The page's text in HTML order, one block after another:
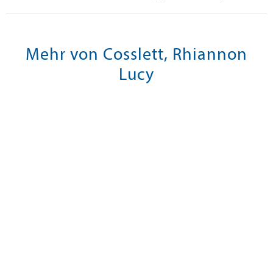
Mehr von Cosslett, Rhiannon
Lucy